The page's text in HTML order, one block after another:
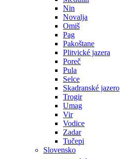
Nin
Novalja
Omiš
Pag
Pakoštane
Plitvické jazera
Poreč
Pula
Selce
Skadranské jazero
Trogir
Umag
Vir
Vodice
Zadar
Tučepi
Slovensko